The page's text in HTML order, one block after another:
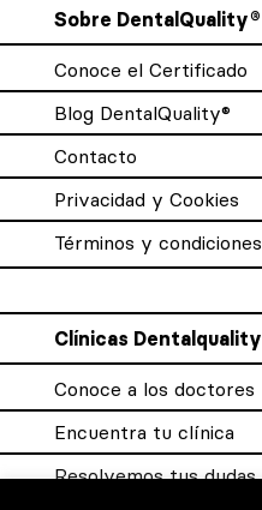
Sobre DentalQuality®
Conoce el Certificado
Blog DentalQuality®
Contacto
Privacidad y Cookies
Términos y condiciones
Clínicas Dentalquality
Conoce a los doctores
Encuentra tu clínica
Resolvemos tus dudas